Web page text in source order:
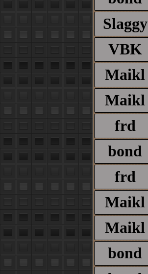
Slaggy
VBK
Maikl
Maikl
frd
bond
frd
Maikl
Maikl
bond